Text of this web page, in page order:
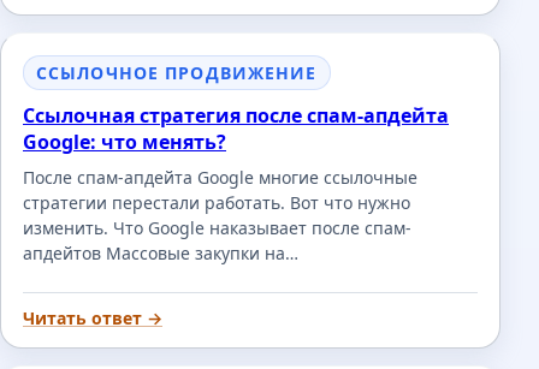
ССЫЛОЧНОЕ ПРОДВИЖЕНИЕ
Ссылочная стратегия после спам-апдейта
Google: что менять?
После спам-апдейта Google многие ссылочные
стратегии перестали работать. Вот что нужно
изменить. Что Google наказывает после спам-
апдейтов Массовые закупки на…
Читать ответ →